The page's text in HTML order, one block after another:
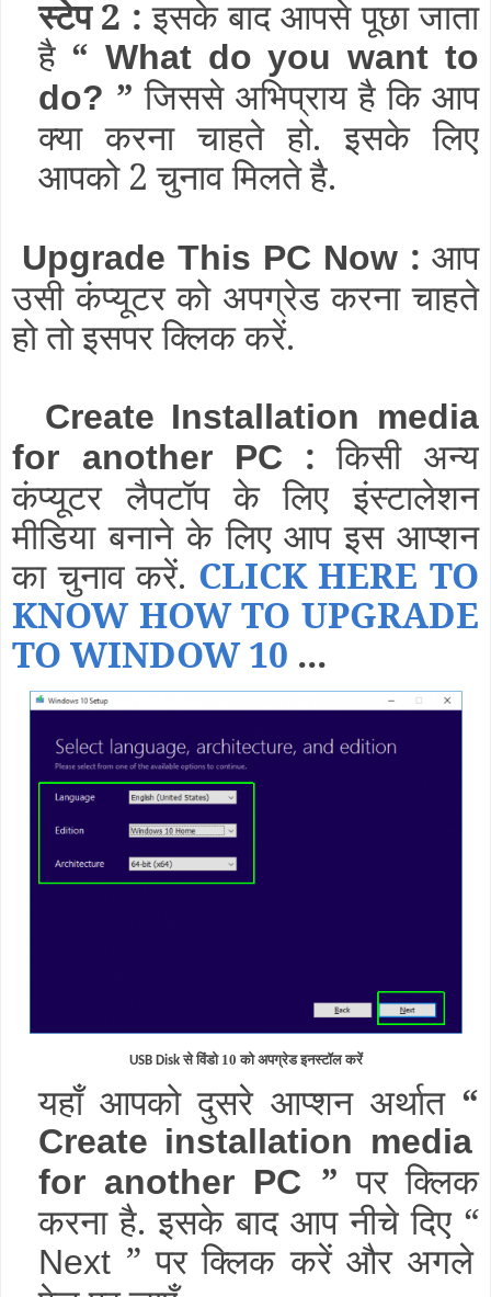
स्टेप 2 : इसके बाद आपसे पूछा जाता
है “ What do you want to
do? ”जिससे अभिप्राय है कि आप
क्या करना चाहते हो. इसके लिए
आपको 2 चुनाव मिलते है.
Upgrade This PC Now : आप
उसी कंप्यूटर को अपग्रेड करना चाहते
हो तो इसपर क्लिक करें.
Create Installation media
for another PC
: किसी अन्य
कंप्यूटर लैपटॉप के लिए इंस्टालेशन
मीडिया बनाने के लिए आप इस आप्शन
का चुनाव करें. CLICK HERE TO
KNOW HOW TO UPGRADE
TO WINDOW 10 ...
USB Diskसे विंडो 10 को अपग्रेड इनस्टॉल करें
यहाँ आपको दुसरे आप्शन अर्थात “
Create installation media
for another PC ” पर क्लिक
करना है. इसके बाद आप नीचे दिए “
Next ” पर क्लिक करें और अगले